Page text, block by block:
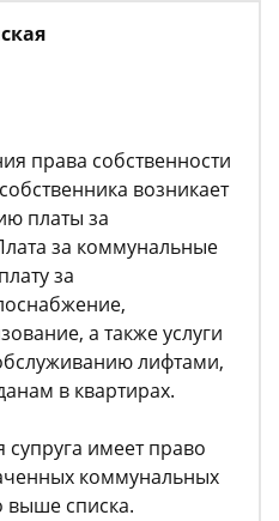
права собственности
возникает
платы за
за коммунальные
за
а также услуги
лифтами,
в квартирах.
имеет право
коммунальных
выше списка.